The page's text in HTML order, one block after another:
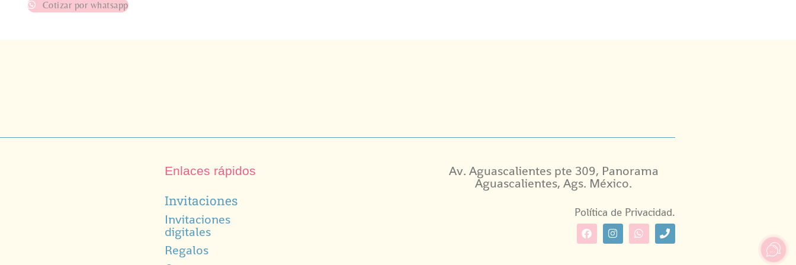
Cotizar por whatsapp
Enlaces rápidos
Invitaciones
Invitaciones
digitales
Regalos
Av. Aguascalientes pte 309, Panorama
Aguascalientes, Ags. México.
Política de Privacidad.